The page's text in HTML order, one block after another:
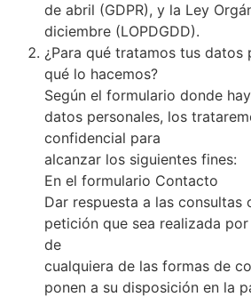
de abril (GDPR), y la Ley
diciembre (LOPDGDD).
¿Para qué tratamos tus datos
qué lo hacemos?
Según el formulario donde
datos personales, los
confidencial para
alcanzar los siguientes fines:
En el formulario Contacto
Dar respuesta a las
petición que sea realizada
de
cualquiera de las formas de
ponen a su disposición en la